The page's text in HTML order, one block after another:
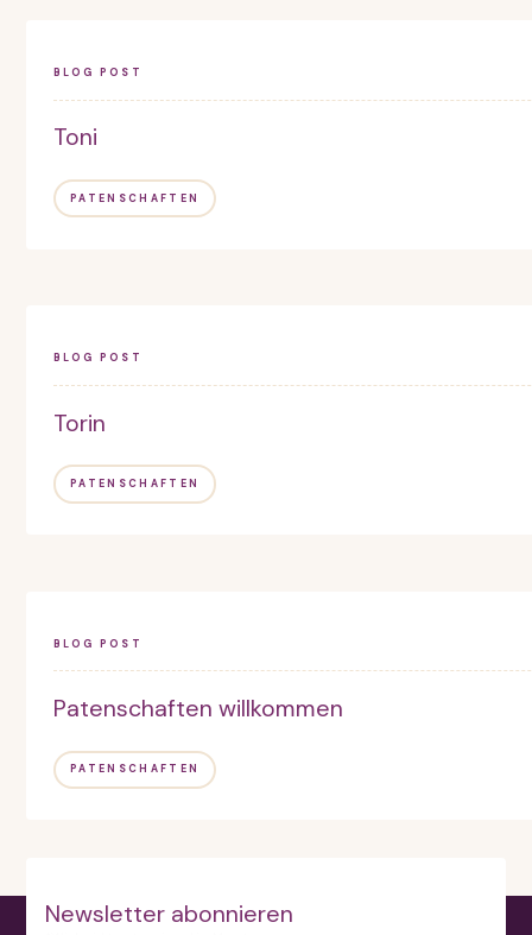
BLOG POST
Toni
PATENSCHAFTEN
BLOG POST
Torin
PATENSCHAFTEN
BLOG POST
Patenschaften willkommen
PATENSCHAFTEN
Newsletter abonnieren